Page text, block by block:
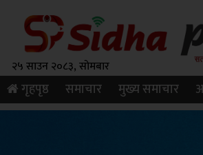
२५ साउन २०८३, सोमबार
गृहपृष्ठ समाचार मुख्य समाचार